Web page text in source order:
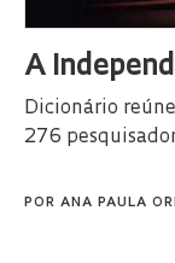
A
Dicionário
276
POR ANA PAULA